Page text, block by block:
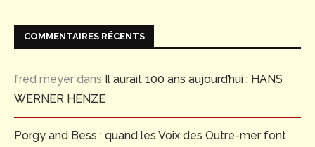
COMMENTAIRES RÉCENTS
fred meyer dans Il aurait 100 ans aujourd’hui : HANS
WERNER HENZE
Porgy and Bess : quand les Voix des Outre-mer font